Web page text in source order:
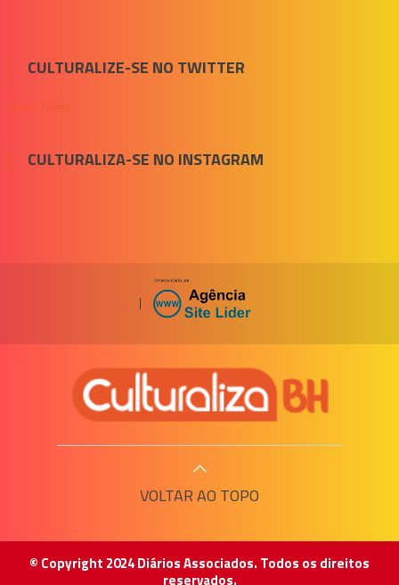
CULTURALIZE-SE NO TWITTER
Meus Tuítes
CULTURALIZA-SE NO INSTAGRAM
|
VOLTAR AO TOPO
© Copyright 2024 Diários Associados. Todos os direitos
reservados.